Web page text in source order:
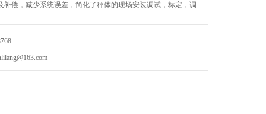
补偿，减少系统误差，简化了秤体的现场安装调试，标定，调